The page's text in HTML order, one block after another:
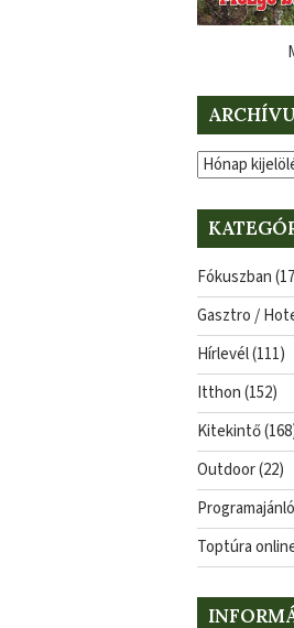
Archívum
Fókuszban
Gasztro /
Hírlevél(111)
Itthon(152)
Kitekintő
Outdoor(22)
Programajánló
Toptúra